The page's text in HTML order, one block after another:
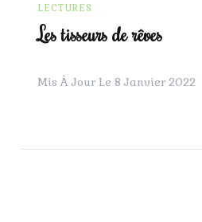
LECTURES
Les tisseurs de rêves
Mis À Jour Le 8 Janvier 2022